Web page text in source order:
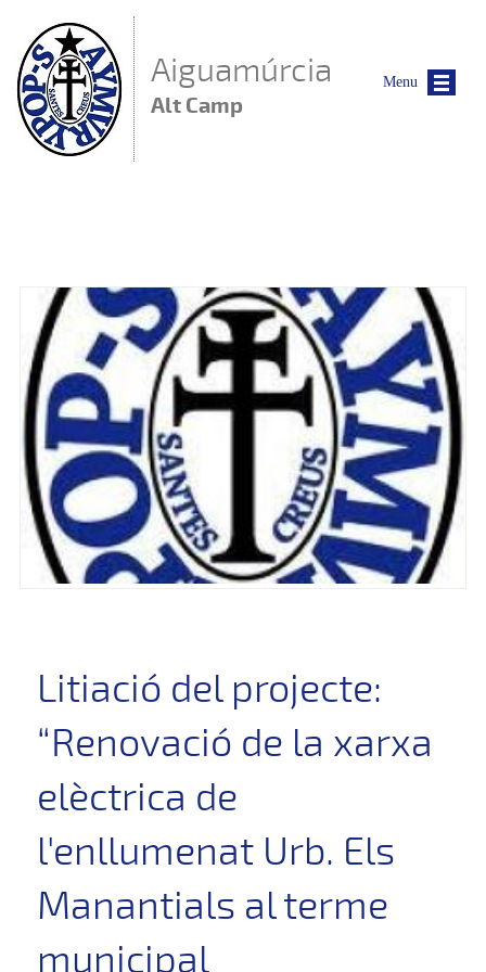
Aiguamúrcia
Alt Camp
Litiació del projecte:
“Renovació de la xarxa
elèctrica de
l'enllumenat Urb. Els
Manantials al terme
municipal
Menu